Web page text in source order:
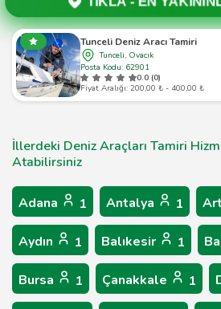
Tunceli Deniz Aracı Tamiri
Tunceli, Ovacık
Posta Kodu: 62901
0.0 (0)
Fiyat Aralığı: 200,00 ₺ - 400,00 ₺
İllerdeki Deniz Araçları Tamiri
Atabilirsiniz
Adana 1 Antalya 1
Aydın 1 Balıkesir 1
Bursa 1 Çanakkale 1